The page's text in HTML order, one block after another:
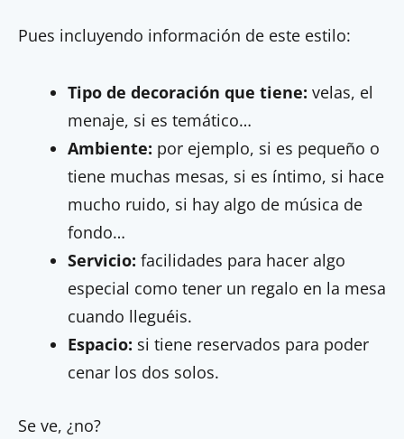
Pues incluyendo información de este estilo:
Tipo de decoración que tiene: velas, el
menaje, si es temático…
Ambiente: por ejemplo, si es pequeño o
tiene muchas mesas, si es íntimo, si hace
mucho ruido, si hay algo de música de
fondo…
Servicio: facilidades para hacer algo
especial como tener un regalo en la mesa
cuando lleguéis.
Espacio: si tiene reservados para poder
cenar los dos solos.
Se ve, ¿no?